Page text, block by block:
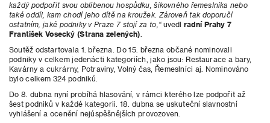
každý podpořit svou oblíbenou hospůdku, šikovného řemeslníka nebo
také oddíl, kam chodí jeho dítě na kroužek. Zároveň tak doporučí
ostatním, jaké podniky v Praze 7 stojí za to,“uvedlradní Prahy 7
František Vosecký (Strana zelených)
Soutěž odstartovala 1. března. Do 15. března občané nominovali
podniky v celkem jedenácti kategoriích, jako jsou: Restaurace a bary,
Kavárny a cukrárny, Potraviny, Volný čas, Řemeslníci aj. Nominováno
bylo celkem 324 podniků.
Do 8. dubna nyní probíhá hlasování, v rámci kterého lze podpořit až
šest podniků v každé kategorii. 18. dubna se uskuteční slavnostní
vyhlášení a ocenění nejúspěšnějších provozoven.